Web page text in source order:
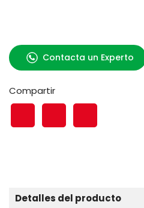
Contacta un Experto
Compartir
Detalles del producto